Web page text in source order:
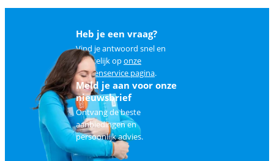
Heb je een vraag?
Vind je antwoord snel en
makkelijk oponze
klantenservice pagina.
Meld je aan voor onze
nieuwsbrief
Ontvang de beste
aanbiedingen en
persoonlijk advies.